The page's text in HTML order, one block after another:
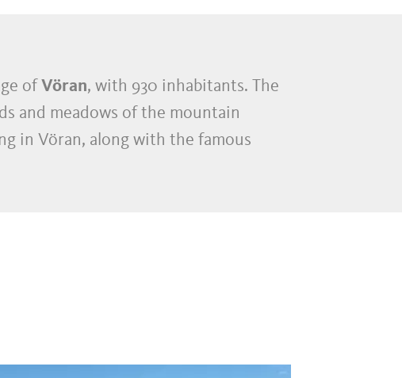
of Vöran, with 930 inhabitants. The
and meadows of the mountain
in Vöran, along with the famous